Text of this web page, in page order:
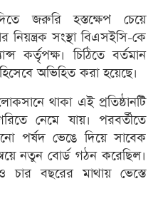
জরুরি হস্তক্ষেপ চেয়ে
নিয়ন্ত্রক সংস্থা বিএসইসি-কে
কর্তৃপক্ষ। চিঠিতে বর্তমান
অভিহিত করা হয়েছে।
থাকা এই প্রতিষ্ঠানটি
নেমে যায়। পরবর্তীতে
পর্ষদ ভেঙে দিয়ে সাবেক
নতুন বোর্ড গঠন করেছিল।
চার বছরের মাথায় ভেস্তে